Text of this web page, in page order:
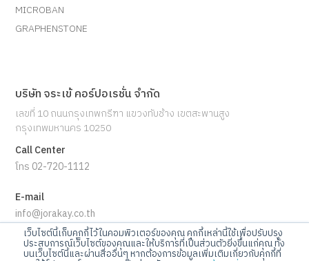
เว็บไซต์นี้เก็บคุกกี้ไว้ในคอมพิวเตอร์ของคุณ คุกกี้เหล่านี้ใช้เพื่อปรับปรุง
ประสบการณ์เว็บไซต์ของคุณและให้บริการที่เป็นส่วนตัวยิ่งขึ้นแก่คุณ ทั้ง
บนเว็บไซต์นี้และผ่านสื่ออื่นๆ หากต้องการข้อมูลเพิ่มเติมเกี่ยวกับคุกกี้ที่
MICROBAN
GRAPHENSTONE
บริษัท จระเข้ คอร์ปอเรชั่น จำกัด
เลขที่ 10 ถนนกรุงเทพกรีฑา แขวงทับช้าง เขตสะพานสูง
กรุงเทพมหานคร 10250
Call Center
โทร 02-720-1112
E-mail
info@jorakay.co.th
Social